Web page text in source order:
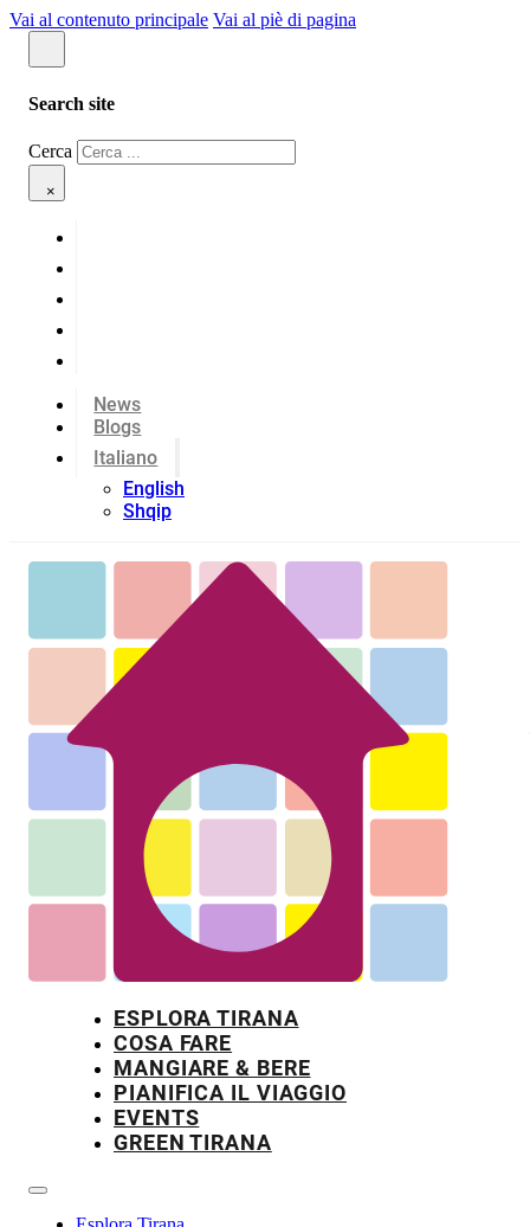
Vai al contenuto principale Vai al piè di pagina
Search site
Cerca
×
News
Blogs
Italiano
English
Shqip
ESPLORA TIRANA
COSA FARE
MANGIARE & BERE
PIANIFICA IL VIAGGIO
EVENTS
GREEN TIRANA